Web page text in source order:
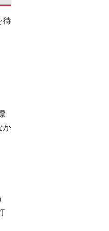
待
か